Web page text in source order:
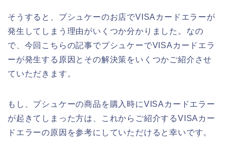
そうすると、プシュケーのお店でVISAカードエラーが
発生してしまう理由がいくつか分かりました。なの
で、今回こちらの記事でプシュケーでVISAカードエラ
ーが発生する原因とその解決策をいくつかご紹介させ
ていただきます。
もし、プシュケーの商品を購入時にVISAカードエラー
が起きてしまった方は、これからご紹介するVISAカー
ドエラーの原因を参考にしていただけると幸いです。